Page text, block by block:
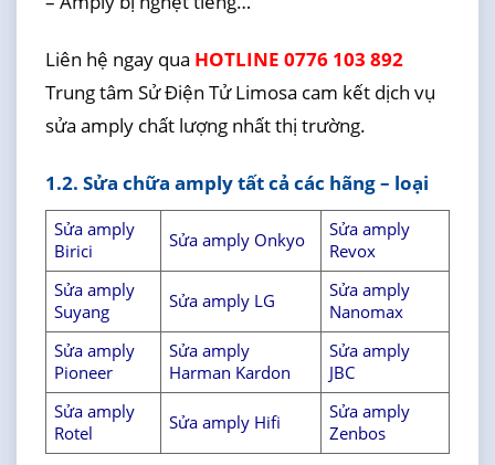
Liên hệ ngay qua HOTLINE 0776 103 892
Trung tâm Sử Điện Tử Limosa cam kết dịch vụ
sửa amply chất lượng nhất thị trường.
1.2. Sửa chữa amply tất cả các hãng – loại
Sửa amply
Birici
Sửa amply Onkyo
Sửa amply
Revox
Sửa amply
Suyang
Sửa amply LG
Sửa amply
Nanomax
Sửa amply
Pioneer
Sửa amply
Harman Kardon
Sửa amply
JBC
Sửa amply
Rotel
Sửa amply Hifi
Sửa amply
Zenbos